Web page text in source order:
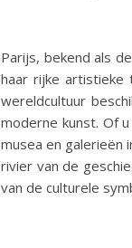
Parijs, bekend als
haar rijke artistieke
wereldcultuur
moderne kunst. Of
musea en galerieën
rivier van de
van de culturele